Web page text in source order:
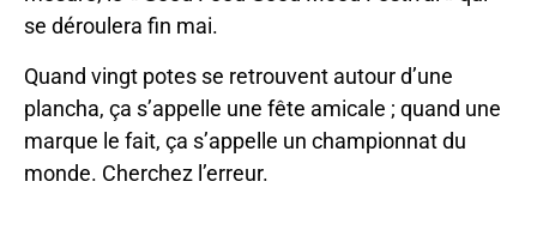
se déroulera fin mai.
Quand vingt potes se retrouvent autour d’une
plancha, ça s’appelle une fête amicale ; quand une
marque le fait, ça s’appelle un championnat du
monde. Cherchez l’erreur.